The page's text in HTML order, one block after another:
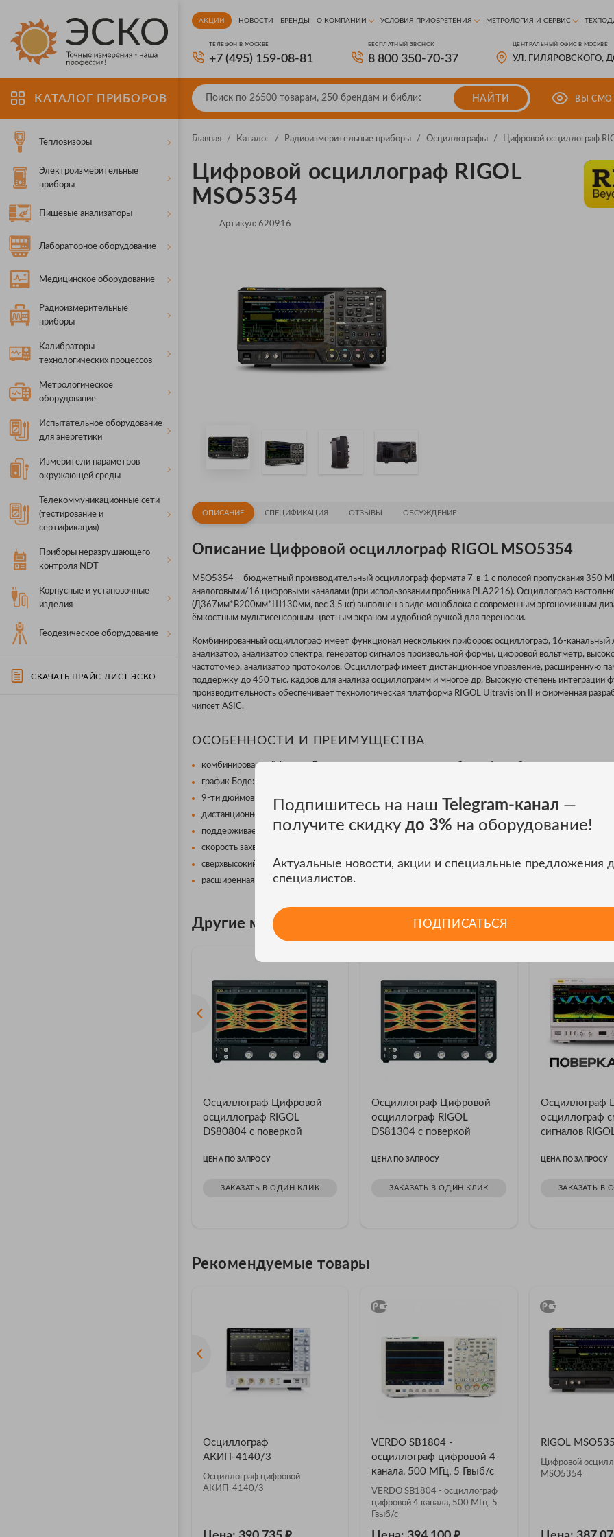
КАТАЛОГ ПРИБОРОВ
Тепловизоры
Электроизмерительные
приборы
Пищевые анализаторы
Лабораторное оборудование
Медицинское оборудование
Радиоизмерительные
приборы
Калибраторы
технологических процессов
Метрологическое
оборудование
Испытательное оборудование
для энергетики
Измерители параметров
окружающей среды
Телекоммуникационные сети
(тестирование и
сертификация)
Приборы неразрушающего
контроля NDT
Корпусные и установочные
изделия
Геодезическое оборудование
СКАЧАТЬ ПРАЙС-ЛИСТ ЭСКО
АКЦИИ НОВОСТИ БРЕНДЫ О КОМПАНИИ УСЛОВИЯ ПРИОБРЕТЕНИЯ МЕТРОЛОГИЯ И СЕРВИС
ТЕЛЕФОН В МОСКВЕ
+7 (495) 159-08-81
БЕСПЛАТНЫЙ ЗВОНОК
8 800 350-70-37
ЦЕНТРАЛЬНЫЙ ОФИС В МОСКВЕ
УЛ. ГИЛЯРОВСКОГО,
НАЙТИ ВЫ
Главная / Каталог / Радиоизмерительные приборы / Осциллографы / Цифровой осциллограф
Цифровой осциллограф RIGOL
MSO5354
Артикул: 620916
ОПИСАНИЕ СПЕЦИФИКАЦИЯ ОТЗЫВЫ ОБСУЖДЕНИЕ
Описание Цифровой осциллограф RIGOL MSO5354
MSO5354 – бюджетный производительный осциллограф формата 7-в-1 с полосой пропускания 350
аналоговыми/16 цифровыми каналами (при использовании пробника PLA2216). Осциллограф
(Д367мм*В200мм*Ш130мм, вес 3,5 кг) выполнен в виде моноблока с современным эргономичным
ёмкостным мультисенсорным цветным экраном и удобной ручкой для переноски.
Комбинированный осциллограф имеет функционал нескольких приборов: осциллограф, 16-канальный
анализатор, анализатор спектра, генератор сигналов произвольной формы, цифровой вольтметр,
частотомер, анализатор протоколов. Осциллограф имеет дистанционное управление, расширенную
поддержку до 450 тыс. кадров для анализа осциллограмм и многое др. Высокую степень интеграции
производительность обеспечивает технологическая платформа RIGOL Ultravision II и фирменная
чипсет ASIC.
ОСОБЕННОСТИ И ПРЕИМУЩЕСТВА
комбинированный формат: 7 полноценных измерительных приборов в 1 моноблоке;
график Боде: анализ контура коммутации источника питания;
9-ти дюймовый ёмкостный мультисенсорный цветной экран;
дистанционное управление для удобного Web-контроля;
поддерживает до 450 тыс. кадров для анализа осциллограмм;
скорость захвата 500 000 осц/с для результативной отладки;
сверхвысокий коэффициент пропускной способности;
расширенная память.
Другие модели RIGOL
Осциллограф Цифровой
осциллограф RIGOL
DS80804 с поверкой
ЦЕНА ПО ЗАПРОСУ
ЗАКАЗАТЬ В ОДИН КЛИК
Осциллограф Цифровой
осциллограф RIGOL
DS81304 с поверкой
ЦЕНА ПО ЗАПРОСУ
ЗАКАЗАТЬ В ОДИН КЛИК
Осциллограф
осциллограф
сигналов
ЦЕНА ПО ЗАПРОСУ
ЗАКАЗАТЬ В
Рекомендуемые товары
Осциллограф
АКИП-4140/3
Осциллограф цифровой
АКИП-4140/3
VERDO SB1804 -
осциллограф цифровой 4
канала, 500 МГц, 5 Гвыб/с
VERDO SB1804 - осциллограф
цифровой 4 канала, 500 МГц, 5
Гвыб/с
RIGOL
Цифровой
MSO5354
Подпишитесь на наш Telegram-канал —
получите скидку до 3% на оборудование!
Актуальные новости, акции и специальные предложения
специалистов.
ПОДПИСАТЬСЯ